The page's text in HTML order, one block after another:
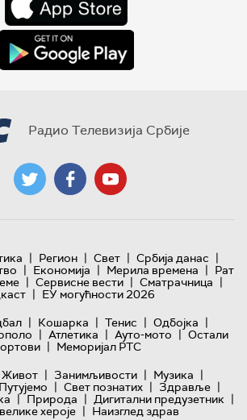
Радио Телевизија Србије
| Регион | Свет | Србија данас |
| Економија | Мерила времена | Рат
| Сервисне вести | Сматрачница |
| ЕУ могућности 2026
| Кошарка | Тенис | Одбојка |
| Атлетика | Ауто-мото | Остали
| Меморијал РТС
Живот | Занимљивости | Музика |
Путујемо | Свет познатих | Здравље |
| Природа | Дигитални предузетник |
хероје | Наизглед здрав